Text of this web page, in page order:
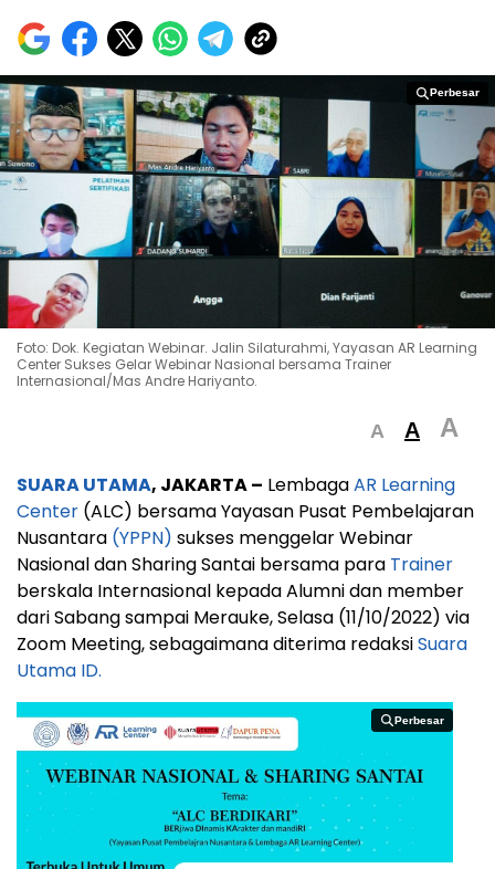
Perbesar
Perbesar
Foto: Dok. Kegiatan Webinar. Jalin Silaturahmi, Yayasan AR Learning
Center Sukses Gelar Webinar Nasional bersama Trainer
Internasional/Mas Andre Hariyanto.
A A A
SUARA UTAMA, JAKARTA – LembagaAR Learning
Center (ALC) bersama Yayasan Pusat Pembelajaran
Nusantara (YPPN) sukses menggelar Webinar
Nasional dan Sharing Santai bersama para Trainer
berskala Internasional kepada Alumni dan member
dari Sabang sampai Merauke, Selasa (11/10/2022) via
Zoom Meeting, sebagaimana diterima redaksiSuara
Utama ID.
Perbesar
Perbesar